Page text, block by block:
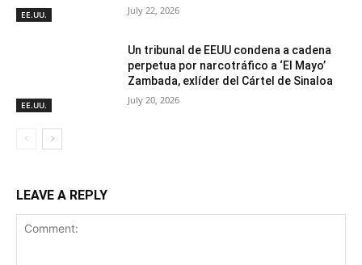
EE.UU. July 22, 2026
EE.UU.
Un tribunal de EEUU condena a cadena
perpetua por narcotráfico a ‘El Mayo’
Zambada, exlíder del Cártel de Sinaloa
July 20, 2026
LEAVE A REPLY